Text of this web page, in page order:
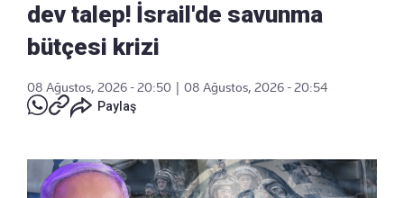
dev talep! İsrail'de savunma
bütçesi krizi
08 Ağustos, 2026 - 20:50
08 Ağustos, 2026 - 20:54
Paylaş